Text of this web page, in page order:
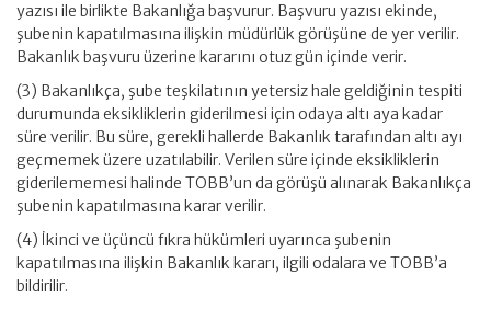
yazısı ile birlikte Bakanlığa başvurur. Başvuru yazısı ekinde,
şubenin kapatılmasına ilişkin müdürlük görüşüne de yer verilir.
Bakanlık başvuru üzerine kararını otuz gün içinde verir.
(3) Bakanlıkça, şube teşkilatının yetersiz hale geldiğinin tespiti
durumunda eksikliklerin giderilmesi için odaya altı aya kadar
süre verilir. Bu süre, gerekli hallerde Bakanlık tarafından altı ayı
geçmemek üzere uzatılabilir. Verilen süre içinde eksikliklerin
giderilememesi halinde TOBB’un da görüşü alınarak Bakanlıkça
şubenin kapatılmasına karar verilir.
(4) İkinci ve üçüncü fıkra hükümleri uyarınca şubenin
kapatılmasına ilişkin Bakanlık kararı, ilgili odalara ve TOBB’a
bildirilir.